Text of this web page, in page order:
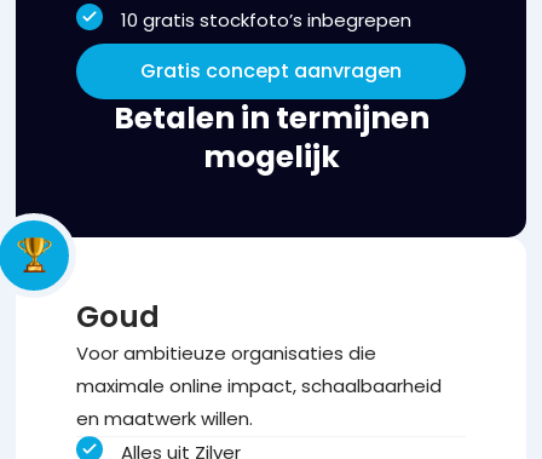
10 gratis stockfoto’s inbegrepen
Gratis concept aanvragen
Betalen in termijnen
mogelijk
Goud
Voor ambitieuze organisaties die
maximale online impact, schaalbaarheid
en maatwerk willen.
Alles uit Zilver